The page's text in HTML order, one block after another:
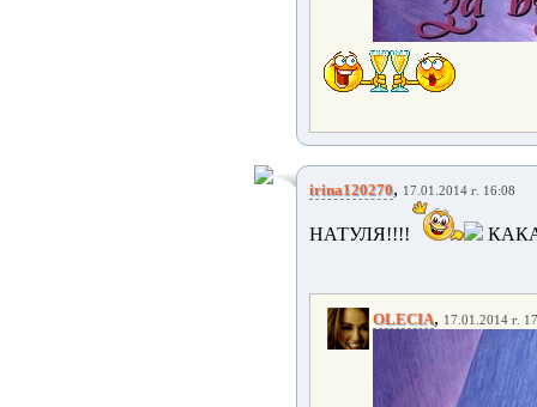
irina120270, 17.01.2014 г. 16:08
НАТУЛЯ!!!!
OLECIA, 17.01.2014 г.